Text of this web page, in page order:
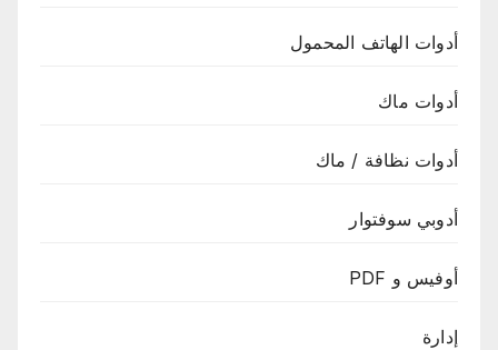
أدوات الهاتف المحمول
أدوات ماك
أدوات نظافة / ماك
أدوبي سوفتوار
أوفيس و PDF
إدارة